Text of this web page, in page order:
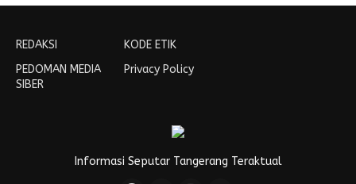
REDAKSI
PEDOMAN MEDIA
SIBER
KODE ETIK
Privacy Policy
Informasi Seputar Tangerang Teraktual